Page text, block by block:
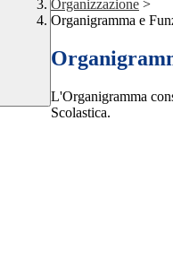
Organizzazione >
Organigramma e
L'Organigramma
Scolastica.